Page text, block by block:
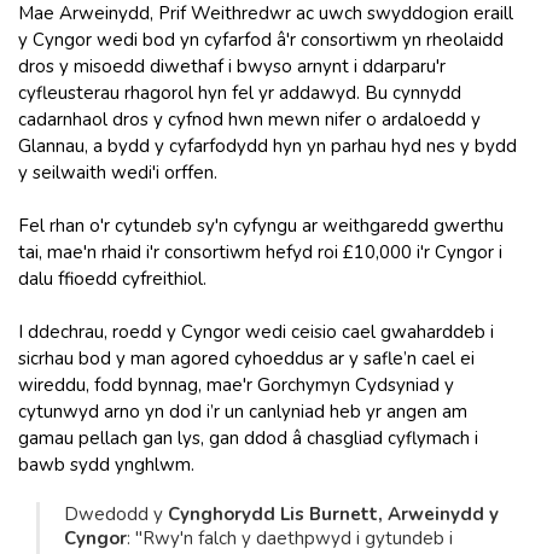
Mae Arweinydd, Prif Weithredwr ac uwch swyddogion eraill
y Cyngor wedi bod yn cyfarfod â'r consortiwm yn rheolaidd
dros y misoedd diwethaf i bwyso arnynt i ddarparu'r
cyfleusterau rhagorol hyn fel yr addawyd. Bu cynnydd
cadarnhaol dros y cyfnod hwn mewn nifer o ardaloedd y
Glannau, a bydd y cyfarfodydd hyn yn parhau hyd nes y bydd
y seilwaith wedi'i orffen.
Fel rhan o'r cytundeb sy'n cyfyngu ar weithgaredd gwerthu
tai, mae'n rhaid i'r consortiwm hefyd roi £10,000 i'r Cyngor i
dalu ffioedd cyfreithiol.
I ddechrau, roedd y Cyngor wedi ceisio cael gwaharddeb i
sicrhau bod y man agored cyhoeddus ar y safle’n cael ei
wireddu, fodd bynnag, mae'r Gorchymyn Cydsyniad y
cytunwyd arno yn dod i’r un canlyniad heb yr angen am
gamau pellach gan lys, gan ddod â chasgliad cyflymach i
bawb sydd ynghlwm.
Dwedodd y Cynghorydd Lis Burnett, Arweinydd y
Cyngor: "Rwy'n falch y daethpwyd i gytundeb i